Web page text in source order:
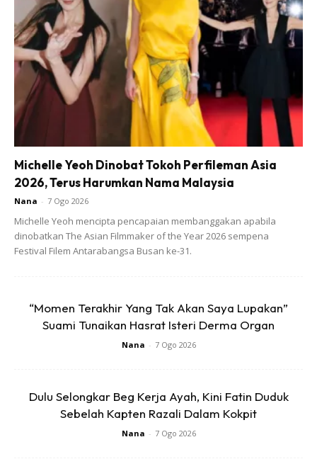
Hanis dan Hairul berkahwin pada 5 Jun 2015. Hasil
perkahwinan itu, mereka dikurniakan dua orang anak iaitu
Yusuf Iskandar dan Alisa Aisyah.
Ads
Michelle Yeoh Dinobat Tokoh Perfileman Asia
2026, Terus Harumkan Nama Malaysia
Nana - 7 Ogo 2026
Michelle Yeoh mencipta pencapaian membanggakan apabila
dinobatkan The Asian Filmmaker of the Year 2026 sempena
Festival Filem Antarabangsa Busan ke-31.
“Momen Terakhir Yang Tak Akan Saya Lupakan”
Suami Tunaikan Hasrat Isteri Derma Organ
Nana - 7 Ogo 2026
Dulu Selongkar Beg Kerja Ayah, Kini Fatin Duduk
Sebelah Kapten Razali Dalam Kokpit
Nana - 7 Ogo 2026